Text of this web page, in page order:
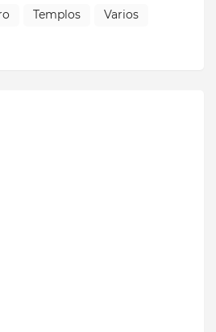
Templos
Varios